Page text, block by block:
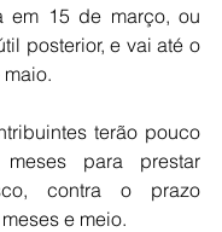
em 15 de março, ou
posterior, e vai até o
terão pouco
para prestar
contra o prazo
e meio.